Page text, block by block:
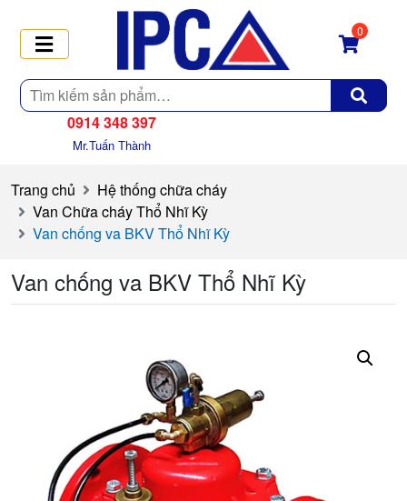
Tìm
kiếm
0
0914 348 397
Mr.Tuấn Thành
Trang chủ
Hệ thống chữa cháy
Van Chữa cháy Thổ Nhĩ Kỳ
Van chống va BKV Thổ Nhĩ Kỳ
Van chống va BKV Thổ Nhĩ Kỳ